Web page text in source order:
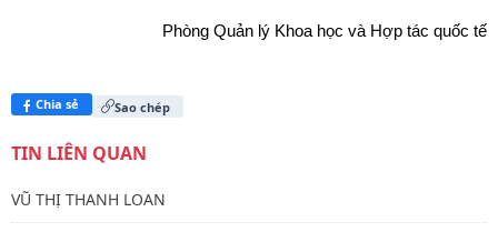
Phòng Quản lý Khoa học và Hợp tác quốc tế
Chia sẻ Sao chép
TIN LIÊN QUAN
VŨ THỊ THANH LOAN